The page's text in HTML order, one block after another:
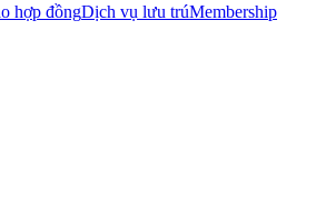
hợp đồngDịch vụ lưu trúMembership